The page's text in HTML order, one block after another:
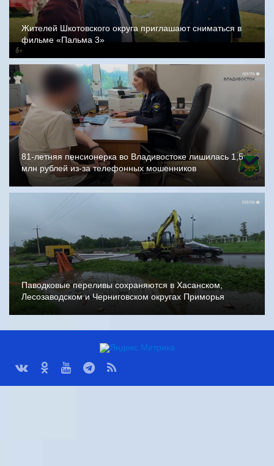
Жителей Шкотовского округа приглашают сниматься в
фильме «Пальма 3»
81-летняя пенсионерка во Владивостоке лишилась 1,5
млн рублей из-за телефонных мошенников
Паводковые переливы сохраняются в Хасанском,
Лесозаводском и Черниговском округах Приморья